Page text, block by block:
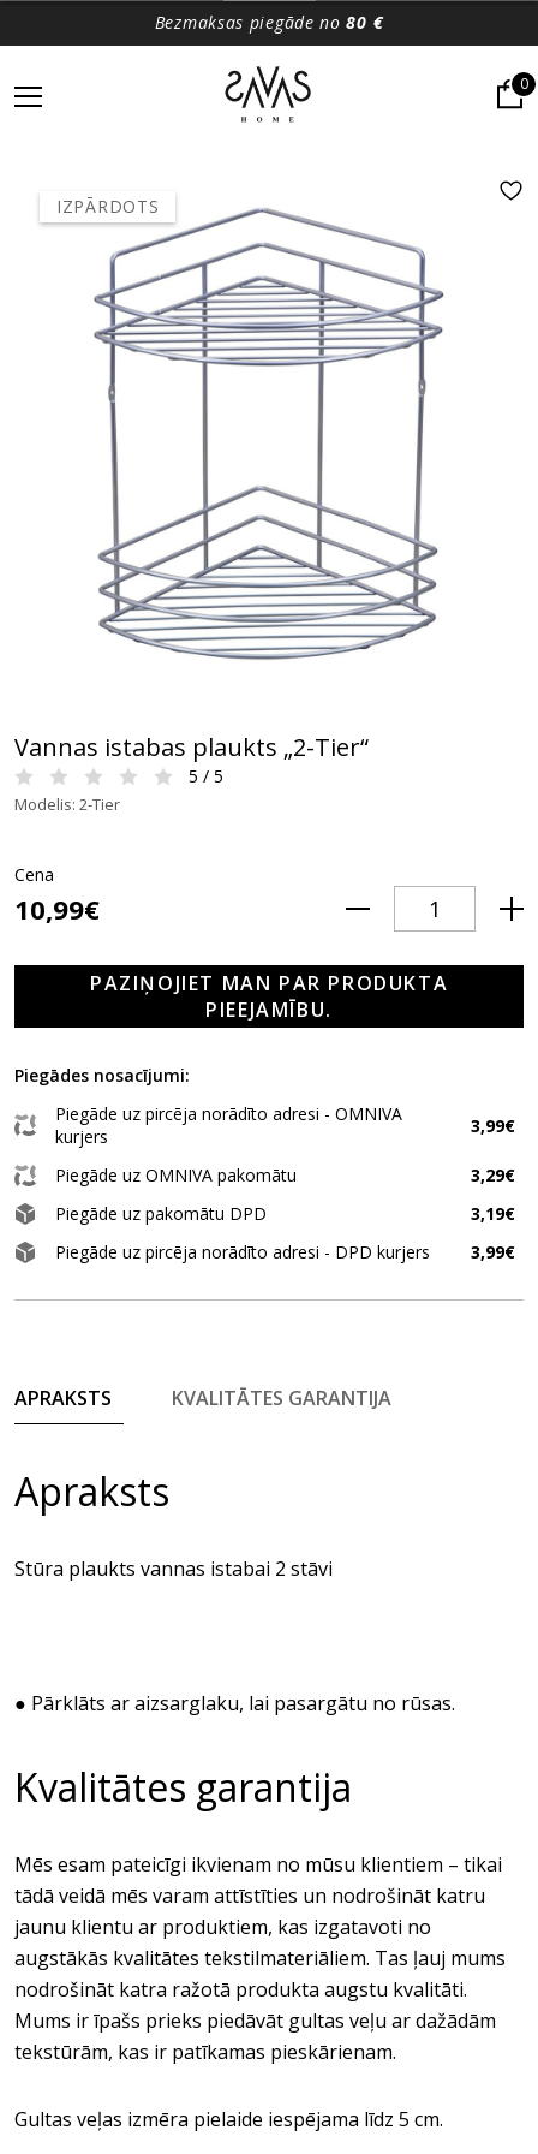
Bezmaksas piegāde no80 €
0
IZPĀRDOTS
Vannas istabas plaukts „2-Tier“
5 / 5
Modelis: 2-Tier
Cena
10,99€
PAZIŅOJIET MAN PAR PRODUKTA
PIEEJAMĪBU.
Piegādes nosacījumi:
Piegāde uz pircēja norādīto adresi - OMNIVA
kurjers
3,99€
Piegāde uz OMNIVA pakomātu
3,29€
Piegāde uz pakomātu DPD
3,19€
Piegāde uz pircēja norādīto adresi - DPD kurjers
3,99€
APRAKSTS KVALITĀTES GARANTIJA
Apraksts
Stūra plaukts vannas istabai 2 stāvi
● Pārklāts ar aizsarglaku, lai pasargātu no rūsas.
Kvalitātes garantija
Mēs esam pateicīgi ikvienam no mūsu klientiem – tikai
tādā veidā mēs varam attīstīties un nodrošināt katru
jaunu klientu ar produktiem, kas izgatavoti no
augstākās kvalitātes tekstilmateriāliem. Tas ļauj mums
nodrošināt katra ražotā produkta augstu kvalitāti.
Mums ir īpašs prieks piedāvāt gultas veļu ar dažādām
tekstūrām, kas ir patīkamas pieskārienam.
Gultas veļas izmēra pielaide iespējama līdz 5 cm.